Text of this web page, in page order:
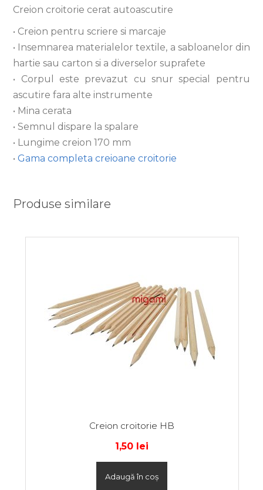
Creion croitorie cerat autoascutire
• Creion pentru scriere si marcaje
• Insemnarea materialelor textile, a sabloanelor din
hartie sau carton si a diverselor suprafete
• Corpul este prevazut cu snur special pentru
ascutire fara alte instrumente
• Mina cerata
• Semnul dispare la spalare
• Lungime creion 170 mm
•Gama completa creioane croitorie
Produse similare
Creion croitorie HB
1,50 lei
Adaugă în coș